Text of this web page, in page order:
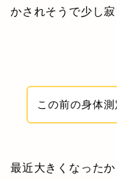
かされそうで少し
この前の身体
最近大きくなった